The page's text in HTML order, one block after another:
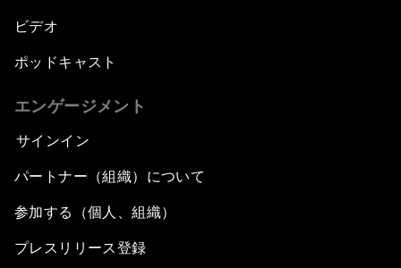
ビデオ
ポッドキャスト
エンゲージメント
サインイン
パートナー（組織）について
参加する（個人、組織）
プレスリリース登録